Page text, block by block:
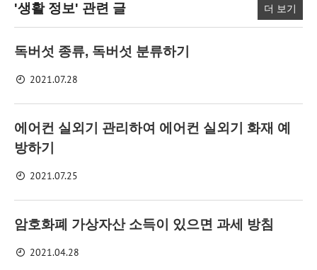
'생활 정보' 관련 글 더 보기
독버섯 종류, 독버섯 분류하기
2021.07.28
에어컨 실외기 관리하여 에어컨 실외기 화재 예
방하기
2021.07.25
암호화폐 가상자산 소득이 있으면 과세 방침
2021.04.28